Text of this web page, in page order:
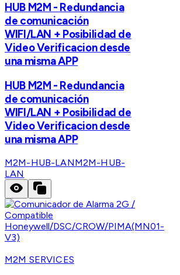
HUB M2M - Redundancia
de comunicación
WIFI/LAN + Posibilidad de
Video Verificacion desde
una misma APP
HUB M2M - Redundancia
de comunicación
WIFI/LAN + Posibilidad de
Video Verificacion desde
una misma APP
M2M-HUB-LANM2M-HUB-
LAN
M2M SERVICES